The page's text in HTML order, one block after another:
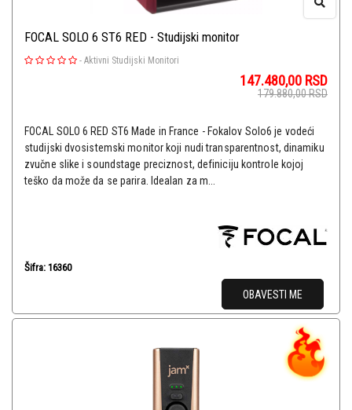
FOCAL SOLO 6 ST6 RED - Studijski monitor
- Aktivni Studijski Monitori
147.480,00 RSD
179.880,00RSD
FOCAL SOLO 6 RED ST6 Made in France - Fokalov Solo6 je vodeći
studijski dvosistemski monitor koji nudi transparentnost, dinamiku
zvučne slike i soundstage preciznost, definiciju kontrole kojoj
teško da može da se parira. Idealan za m...
Šifra: 16360
OBAVESTI ME